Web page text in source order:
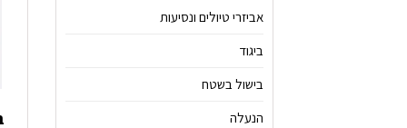
אביזרי טיולים ונסיעות
ביגוד
בישול בשטח
הנעלה